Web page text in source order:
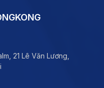
21 Lê Văn Lương,